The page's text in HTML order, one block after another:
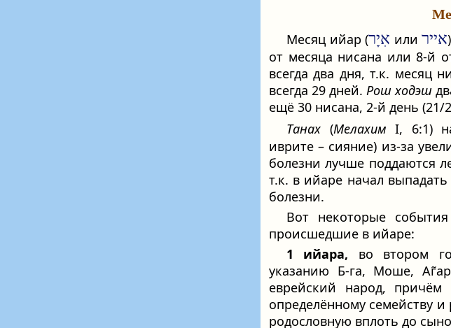
Месяц ийар (אִיָר илиאייר
от месяца нисана или 8-й
всегда два дня, т.к. месяц
всегда 29 дней.Рош ходэш
ещё 30 нисана, 2‑й день (21/
Танах (Мелахим I, 6:1)
иврите – сияние) из-за
болезни лучше поддаются
т.к. в ийаре начал
болезни.
Вот некоторые
происшедшие в ийаре:
1 ийара, во втором
указанию Б‑га, Моше,
еврейский народ,
определённому семейству
родословную вплоть до